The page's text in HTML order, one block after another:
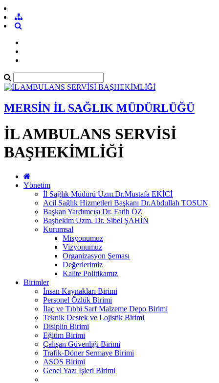
MERSİN İL SAĞLIK MÜDÜRLÜĞÜ
İL AMBULANS SERVİSİ
BAŞHEKİMLİĞİ
Yönetim
İl Sağlık Müdürü Uzm.Dr.Mustafa EKİCİ
Acil Sağlık Hizmetleri Başkanı Dr.Abdullah TOSUN
Başkan Yardımcısı Dr. Fatih ÖZ
Başhekim Uzm. Dr. Sibel ŞAHİN
Kurumsal
Misyonumuz
Vizyonumuz
Organizasyon Şeması
Değerlerimiz
Kalite Politikamız
Birimler
İnsan Kaynakları Birimi
Personel Özlük Birimi
İlaç ve Tıbbi Sarf Malzeme Depo Birimi
Teknik Destek ve Lojistik Birimi
Disiplin Birimi
Eğitim Birimi
Çalışan Güvenliği Birimi
Trafik-Döner Sermaye Birimi
ASOS Birimi
Genel Yazı İşleri Birimi